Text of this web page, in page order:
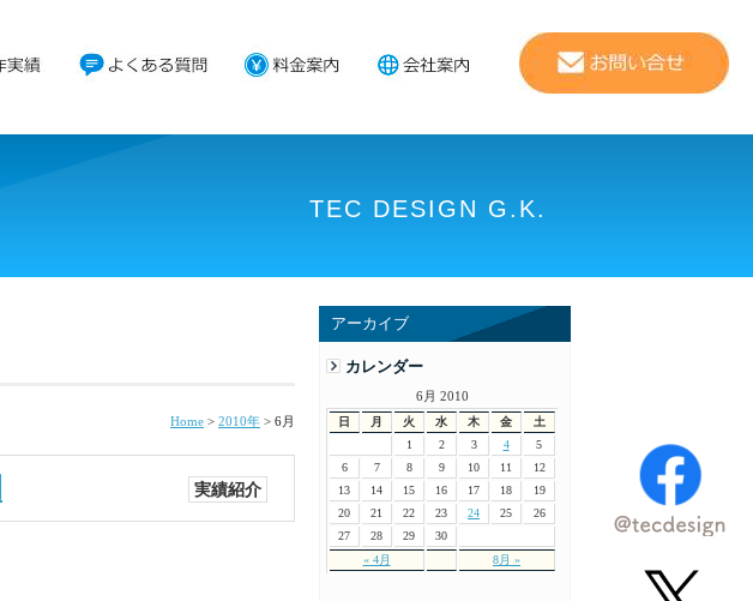
TEC DESIGN G.K.
アーカイブ
カレンダー
6月 2010
日 月 火 水 木 金 土
« 4月 8月 »
1 2 3 4
5
6
7 8 9 10 11
12
13
14 15 16 17 18
19
20
21 22 23 24 25
26
27
28 29 30
Home > 2010年 > 6月
実績紹介